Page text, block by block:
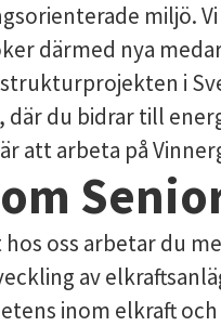
miljö.
därmed nya
i
där du bidrar till
att arbeta på
oss arbetar du
av
inom elkraft